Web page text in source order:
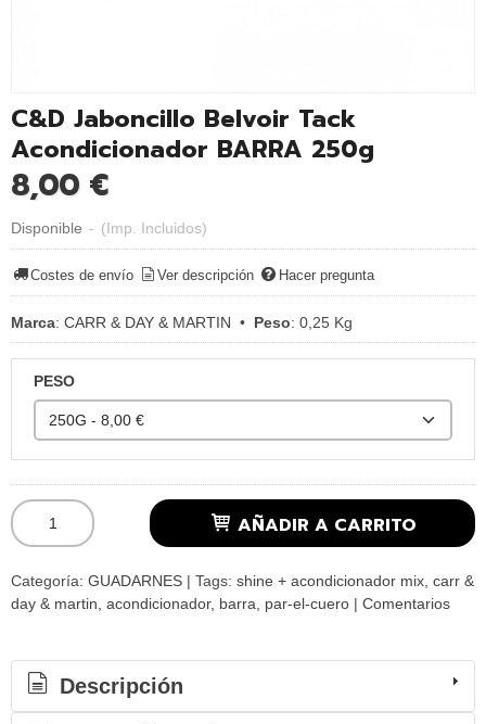
C&D Jaboncillo Belvoir Tack
Acondicionador BARRA 250g
8,00 €
Disponible - (Imp. Incluidos)
Costes de envío Ver descripción Hacer pregunta
Marca: CARR & DAY & MARTIN • Peso: 0,25 Kg
PESO
AÑADIR A CARRITO
Categoría: GUADARNES | Tags: shine + acondicionador mix carr &
day & martin acondicionador barra par-el-cuero | Comentarios
Descripción